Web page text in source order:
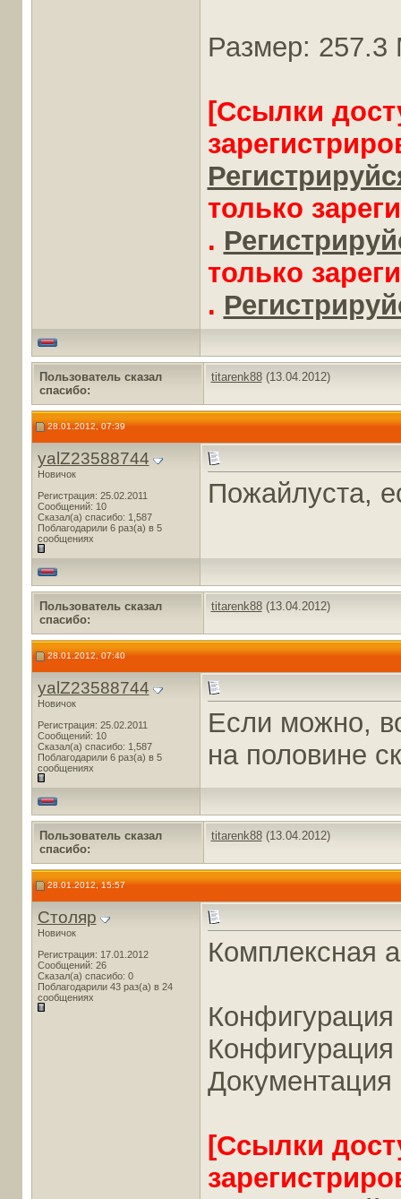
Размер: 257.3
[Ссылки
только
.
только
.
Пользователь сказал
cпасибо:
titarenk88(13.04.2012)
28.01.2012, 07:39
yalZ23588744
Новичок
Регистрация: 25.02.2011
Сообщений: 10
Сказал(а) спасибо: 1,587
Поблагодарили 6 раз(а) в 5
сообщениях
Пожайлуста,
Пользователь сказал
cпасибо:
titarenk88(13.04.2012)
28.01.2012, 07:40
yalZ23588744
Новичок
Регистрация: 25.02.2011
Сообщений: 10
Сказал(а) спасибо: 1,587
Поблагодарили 6 раз(а) в 5
сообщениях
Если можно,
на половине
Пользователь сказал
cпасибо:
titarenk88(13.04.2012)
28.01.2012, 15:57
Столяр
Новичок
Регистрация: 17.01.2012
Сообщений: 26
Сказал(а) спасибо: 0
Поблагодарили 43 раз(а) в 24
сообщениях
Комплексная
Документация
[Ссылки